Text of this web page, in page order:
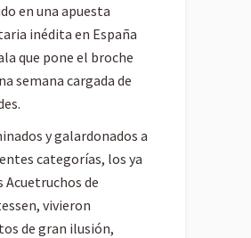
en una apuesta
inédita en España
que pone el broche
semana cargada de
y galardonados a
categorías, los ya
Acuetruchos de
vivieron
de gran ilusión,